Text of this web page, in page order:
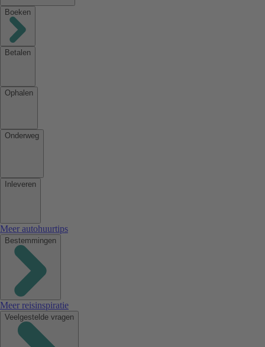
Boeken
Betalen
Ophalen
Onderweg
Inleveren
Meer autohuurtips
Bestemmingen
Meer reisinspiratie
Veelgestelde vragen